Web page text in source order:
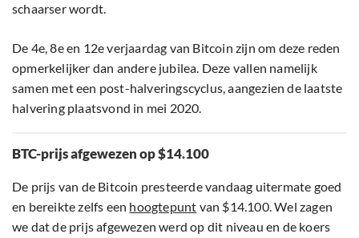
schaarser wordt.
De 4e, 8e en 12e verjaardag van Bitcoin zijn om deze reden
opmerkelijker dan andere jubilea. Deze vallen namelijk
samen met een post-halveringscyclus, aangezien de laatste
halvering plaatsvond in mei 2020.
BTC-prijs afgewezen op $14.100
De prijs van de Bitcoin presteerde vandaag uitermate goed
en bereikte zelfs een hoogtepunt van $14.100. Wel zagen
we dat de prijs afgewezen werd op dit niveau en de koers